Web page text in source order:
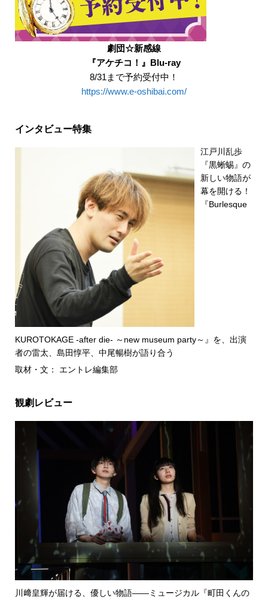
劇団☆新感線
『アケチコ！』Blu-ray
8/31まで予約受付中！
https://www.e-oshibai.com/
インタビュー特集
江戸川乱歩
『黒蜥蜴』の
新しい物語が
幕を開ける！
『Burlesque
KUROTOKAGE -after die- ～new museum party～』を、出演
者の雷太、島田惇平、中尾暢樹が語り合う
取材・文： エントレ編集部
観劇レビュー
川﨑皇輝が届ける、優しい物語――ミュージカル『町田くんの